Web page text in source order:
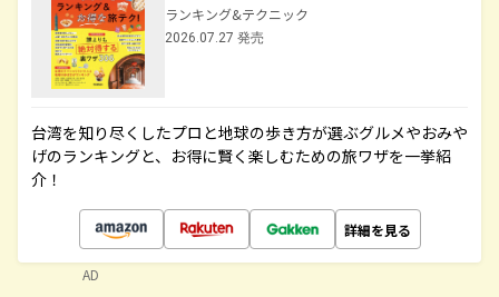
ランキング&テクニック
2026.07.27 発売
台湾を知り尽くしたプロと地球の歩き方が選ぶグルメやおみや
げのランキングと、お得に賢く楽しむための旅ワザを一挙紹
介！
詳細を見る
AD